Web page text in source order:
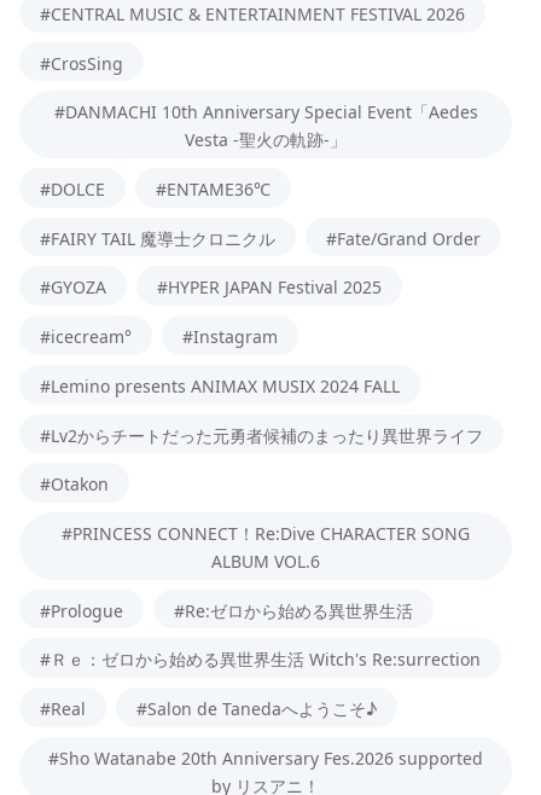
#CENTRAL MUSIC & ENTERTAINMENT FESTIVAL 2026
#CrosSing
#DANMACHI 10th Anniversary Special Event「Aedes
Vesta -聖火の軌跡-」
#DOLCE #ENTAME36℃
#FAIRY TAIL 魔導士クロニクル #Fate/Grand Order
#GYOZA #HYPER JAPAN Festival 2025
#icecream° #Instagram
#Lemino presents ANIMAX MUSIX 2024 FALL
#Lv2からチートだった元勇者候補のまったり異世界ライフ
#Otakon
#PRINCESS CONNECT！Re:Dive CHARACTER SONG
ALBUM VOL.6
#Prologue #Re:ゼロから始める異世界生活
#Ｒｅ：ゼロから始める異世界生活 Witch's Re:surrection
#Real #Salon de Tanedaへようこそ♪
#Sho Watanabe 20th Anniversary Fes.2026 supported
by リスアニ！